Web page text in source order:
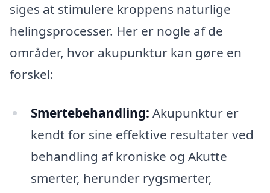
siges at stimulere kroppens naturlige
helingsprocesser. Her er nogle af de
områder, hvor akupunktur kan gøre en
forskel:
Smertebehandling: Akupunktur er
kendt for sine effektive resultater ved
behandling af kroniske og Akutte
smerter, herunder rygsmerter,